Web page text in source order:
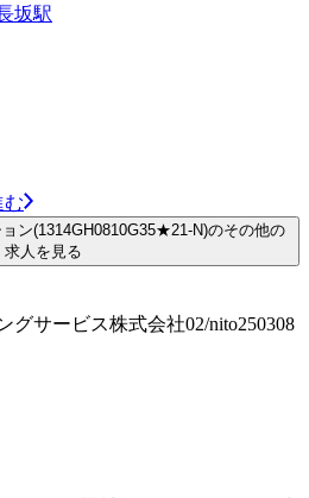
坂駅
む
ン(1314GH0810G35★21-N)のその他の
求人を見る
グサービス株式会社02/nito250308